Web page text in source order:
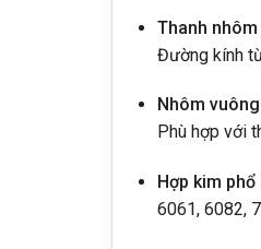
Thanh
Đường kính
Nhôm
Phù hợp với
Hợp kim phổ
6061, 6082,